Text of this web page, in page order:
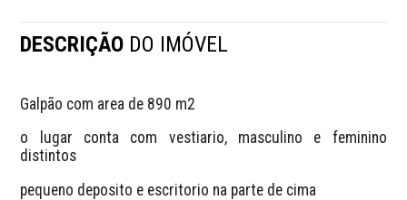
DESCRIÇÃO DO IMÓVEL
Galpão com area de 890 m2
o lugar conta com vestiario, masculino e feminino
distintos
pequeno deposito e escritorio na parte de cima